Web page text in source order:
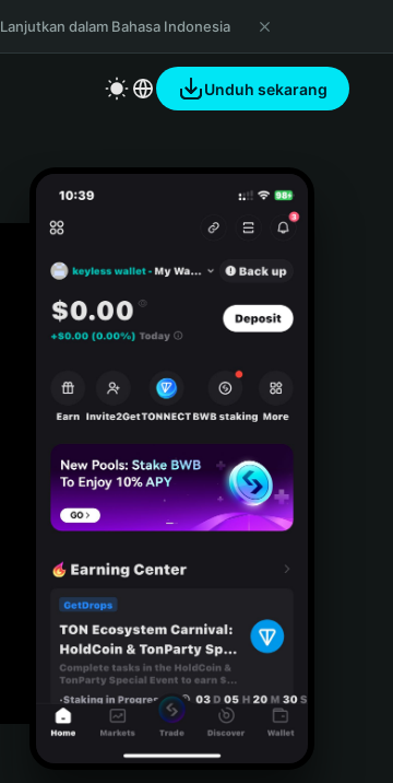
Lanjutkan dalam Bahasa Indonesia
Unduh sekarang